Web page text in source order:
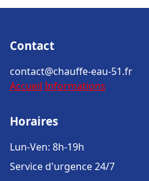
Contact
contact@chauffe-eau-51.fr
Accueil Informations
Horaires
Lun-Ven: 8h-19h
Service d'urgence 24/7